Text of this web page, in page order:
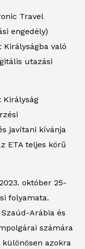
Travel
engedély)
Királyságba való
utazási
Királyság
javítani kívánja
ETA teljes körű
október 25-
folyamata.
Arábia és
számára
azokra